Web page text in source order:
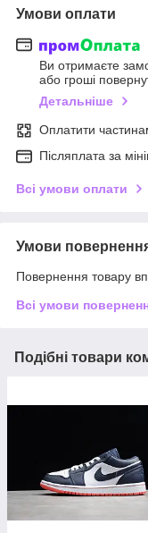
Умови оплати
Ви отримаєте
або гроші
Детальніше
Оплатити
Післяплата за
Всі умови оплати
Умови
Повернення товару
Всі умови
Подібні товари